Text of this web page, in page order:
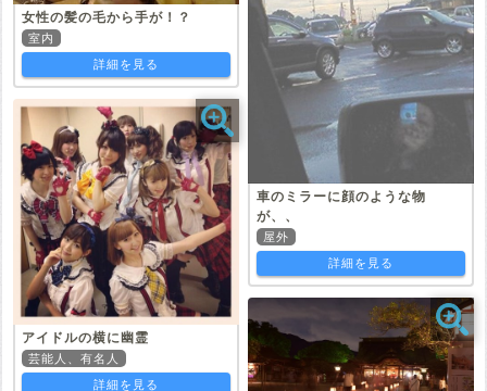
女性の髪の毛から手が！？
室内
詳細を見る
アイドルの横に幽霊
芸能人、有名人
詳細を見る
車のミラーに顔のような物
が、、
屋外
詳細を見る